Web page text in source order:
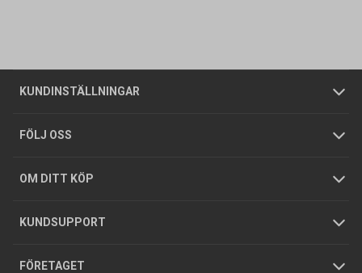
KUNDINSTÄLLNINGAR
Företagskund / Privatkund
FÖLJ OSS
OM DITT KÖP
Allmänna försäljningsvillkor
Integritetspolicy
GDPR
KUNDSUPPORT
Butiker
Foldrar och kataloger
Köpguider
Varumärken
FÖRETAGET
Om oss
Tjänster
Hållbarhet
Jobba hos oss
Press